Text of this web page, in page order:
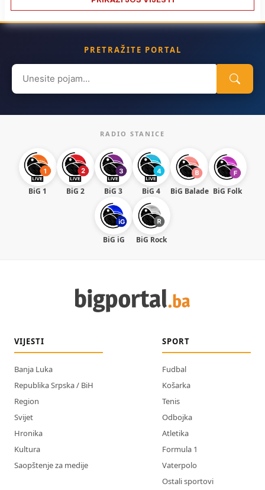
PRETRAŽITE PORTAL
Search
for:
RADIO STANICE
BiG 1 BiG 2 BiG 3 BiG 4 BiG Balade BiG Folk
BiG iG BiG Rock
VIJESTI
Banja Luka
Republika Srpska / BiH
Region
Svijet
Hronika
Kultura
Saopštenje za medije
SPORT
Fudbal
Košarka
Tenis
Odbojka
Atletika
Formula 1
Vaterpolo
Ostali sportovi